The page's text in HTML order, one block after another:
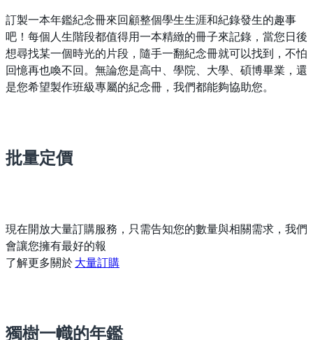
訂製一本年鑑紀念冊來回顧整個學生生涯和紀錄發生的趣事
吧！每個人生階段都值得用一本精緻的冊子來記錄，當您日後
想尋找某一個時光的片段，隨手一翻紀念冊就可以找到，不怕
回憶再也喚不回。無論您是高中、學院、大學、碩博畢業，還
是您希望製作班級專屬的紀念冊，我們都能夠協助您。
批量定價
現在開放大量訂購服務，只需告知您的數量與相關需求，我們
會讓您擁有最好的報
了解更多關於 大量訂購
獨樹一幟的年鑑